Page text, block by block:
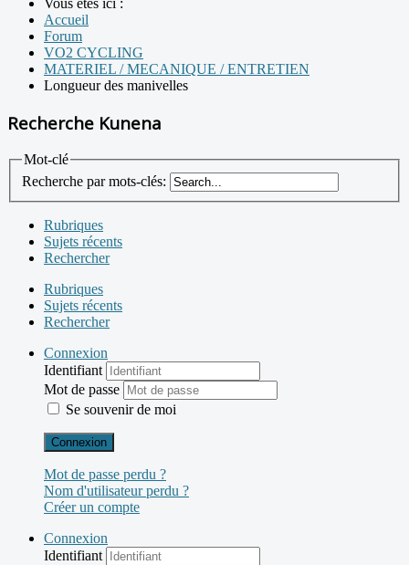
Vous êtes ici :
Accueil
Forum
VO2 CYCLING
MATERIEL / MECANIQUE / ENTRETIEN
Longueur des manivelles
Recherche Kunena
Mot-clé
Recherche par mots-clés:
Rubriques
Sujets récents
Rechercher
Rubriques
Sujets récents
Rechercher
Connexion
Identifiant
Mot de passe
Se souvenir de moi
Connexion
Mot de passe perdu ?
Nom d'utilisateur perdu ?
Créer un compte
Connexion
Identifiant